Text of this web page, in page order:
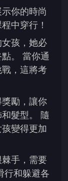
你的時尚
中穿行！
孩，她必
。 當你通
，這將考
勵，讓你
髮型。 隨
變得更加
手，需要
行和躲避各